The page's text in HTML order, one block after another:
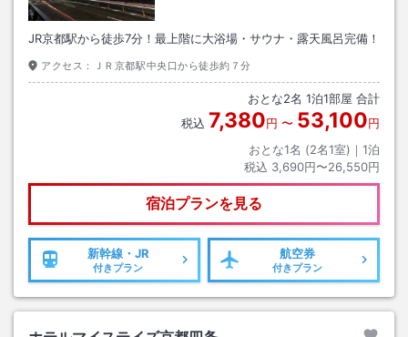
JR京都駅から徒歩7分！最上階に大浴場・サウナ・露天風呂完備！
アクセス： ＪＲ京都駅中央口から徒歩約７分
おとな2名 1泊1部屋 合計
税込 7,380円 〜 53,100円
おとな1名 (2名1室)｜ 1泊
税込 3,690円〜26,550円
宿泊プランを見る
新幹線・JR
付きプラン
航空券
付きプラン